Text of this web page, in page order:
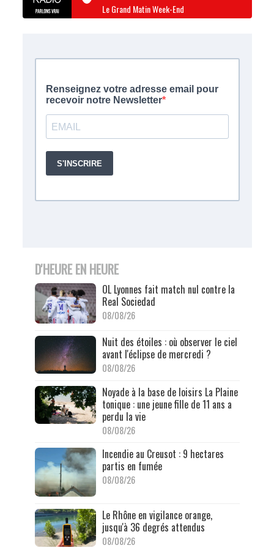
Le Grand Matin Week-End
D'HEURE EN HEURE
OL Lyonnes fait match nul contre la
Real Sociedad
08/08/26
Nuit des étoiles : où observer le ciel
avant l'éclipse de mercredi ?
08/08/26
Noyade à la base de loisirs La Plaine
tonique : une jeune fille de 11 ans a
perdu la vie
08/08/26
Incendie au Creusot : 9 hectares
partis en fumée
08/08/26
Le Rhône en vigilance orange,
jusqu'à 36 degrés attendus
08/08/26